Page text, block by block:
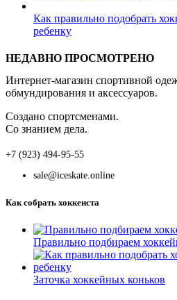
Как правильно подобрать
ребенку
НЕДАВНО ПРОСМОТРЕНО
Интернет-магазин спортивной
обмундирования и аксессуаров.
Создано спортсменами.
Со знанием дела.
+7 (923) 494-95-55
sale@iceskate.online
Как собрать хоккеиста
Правильно подбираем
Заточка хоккейных коньков